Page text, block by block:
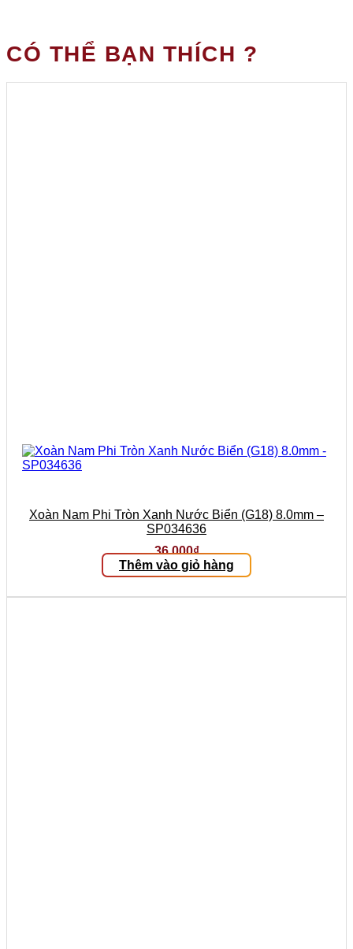
CÓ THỂ BẠN THÍCH ?
Xoàn Nam Phi Tròn Xanh Nước Biển (G18) 8.0mm –
SP034636
36.000₫
Thêm vào giỏ hàng